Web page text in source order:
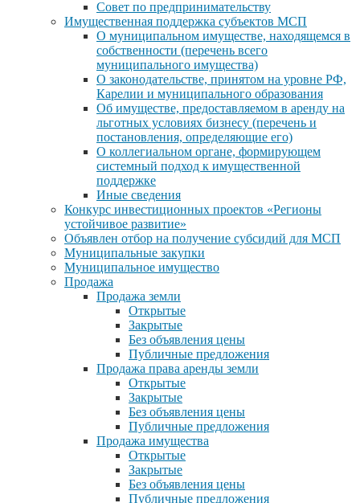
Совет по предпринимательству
Имущественная поддержка субъектов МСП
О муниципальном имуществе, находящемся в
собственности (перечень всего
муниципального имущества)
О законодательстве, принятом на уровне РФ,
Карелии и муниципального образования
Об имуществе, предоставляемом в аренду на
льготных условиях бизнесу (перечень и
постановления, определяющие его)
О коллегиальном органе, формирующем
системный подход к имущественной
поддержке
Иные сведения
Конкурс инвестиционных проектов «Регионы
устойчивое развитие»
Объявлен отбор на получение субсидий для МСП
Муниципальные закупки
Муниципальное имущество
Продажа
Продажа земли
Открытые
Закрытые
Без объявления цены
Публичные предложения
Продажа права аренды земли
Открытые
Закрытые
Без объявления цены
Публичные предложения
Продажа имущества
Открытые
Закрытые
Без объявления цены
Публичные предложения